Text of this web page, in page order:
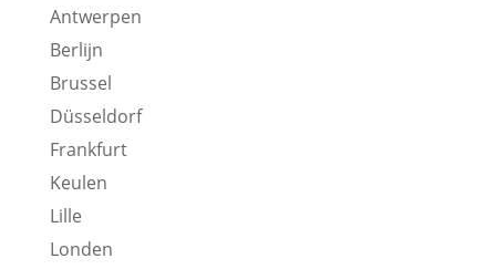
Antwerpen
Berlijn
Brussel
Düsseldorf
Frankfurt
Keulen
Lille
Londen